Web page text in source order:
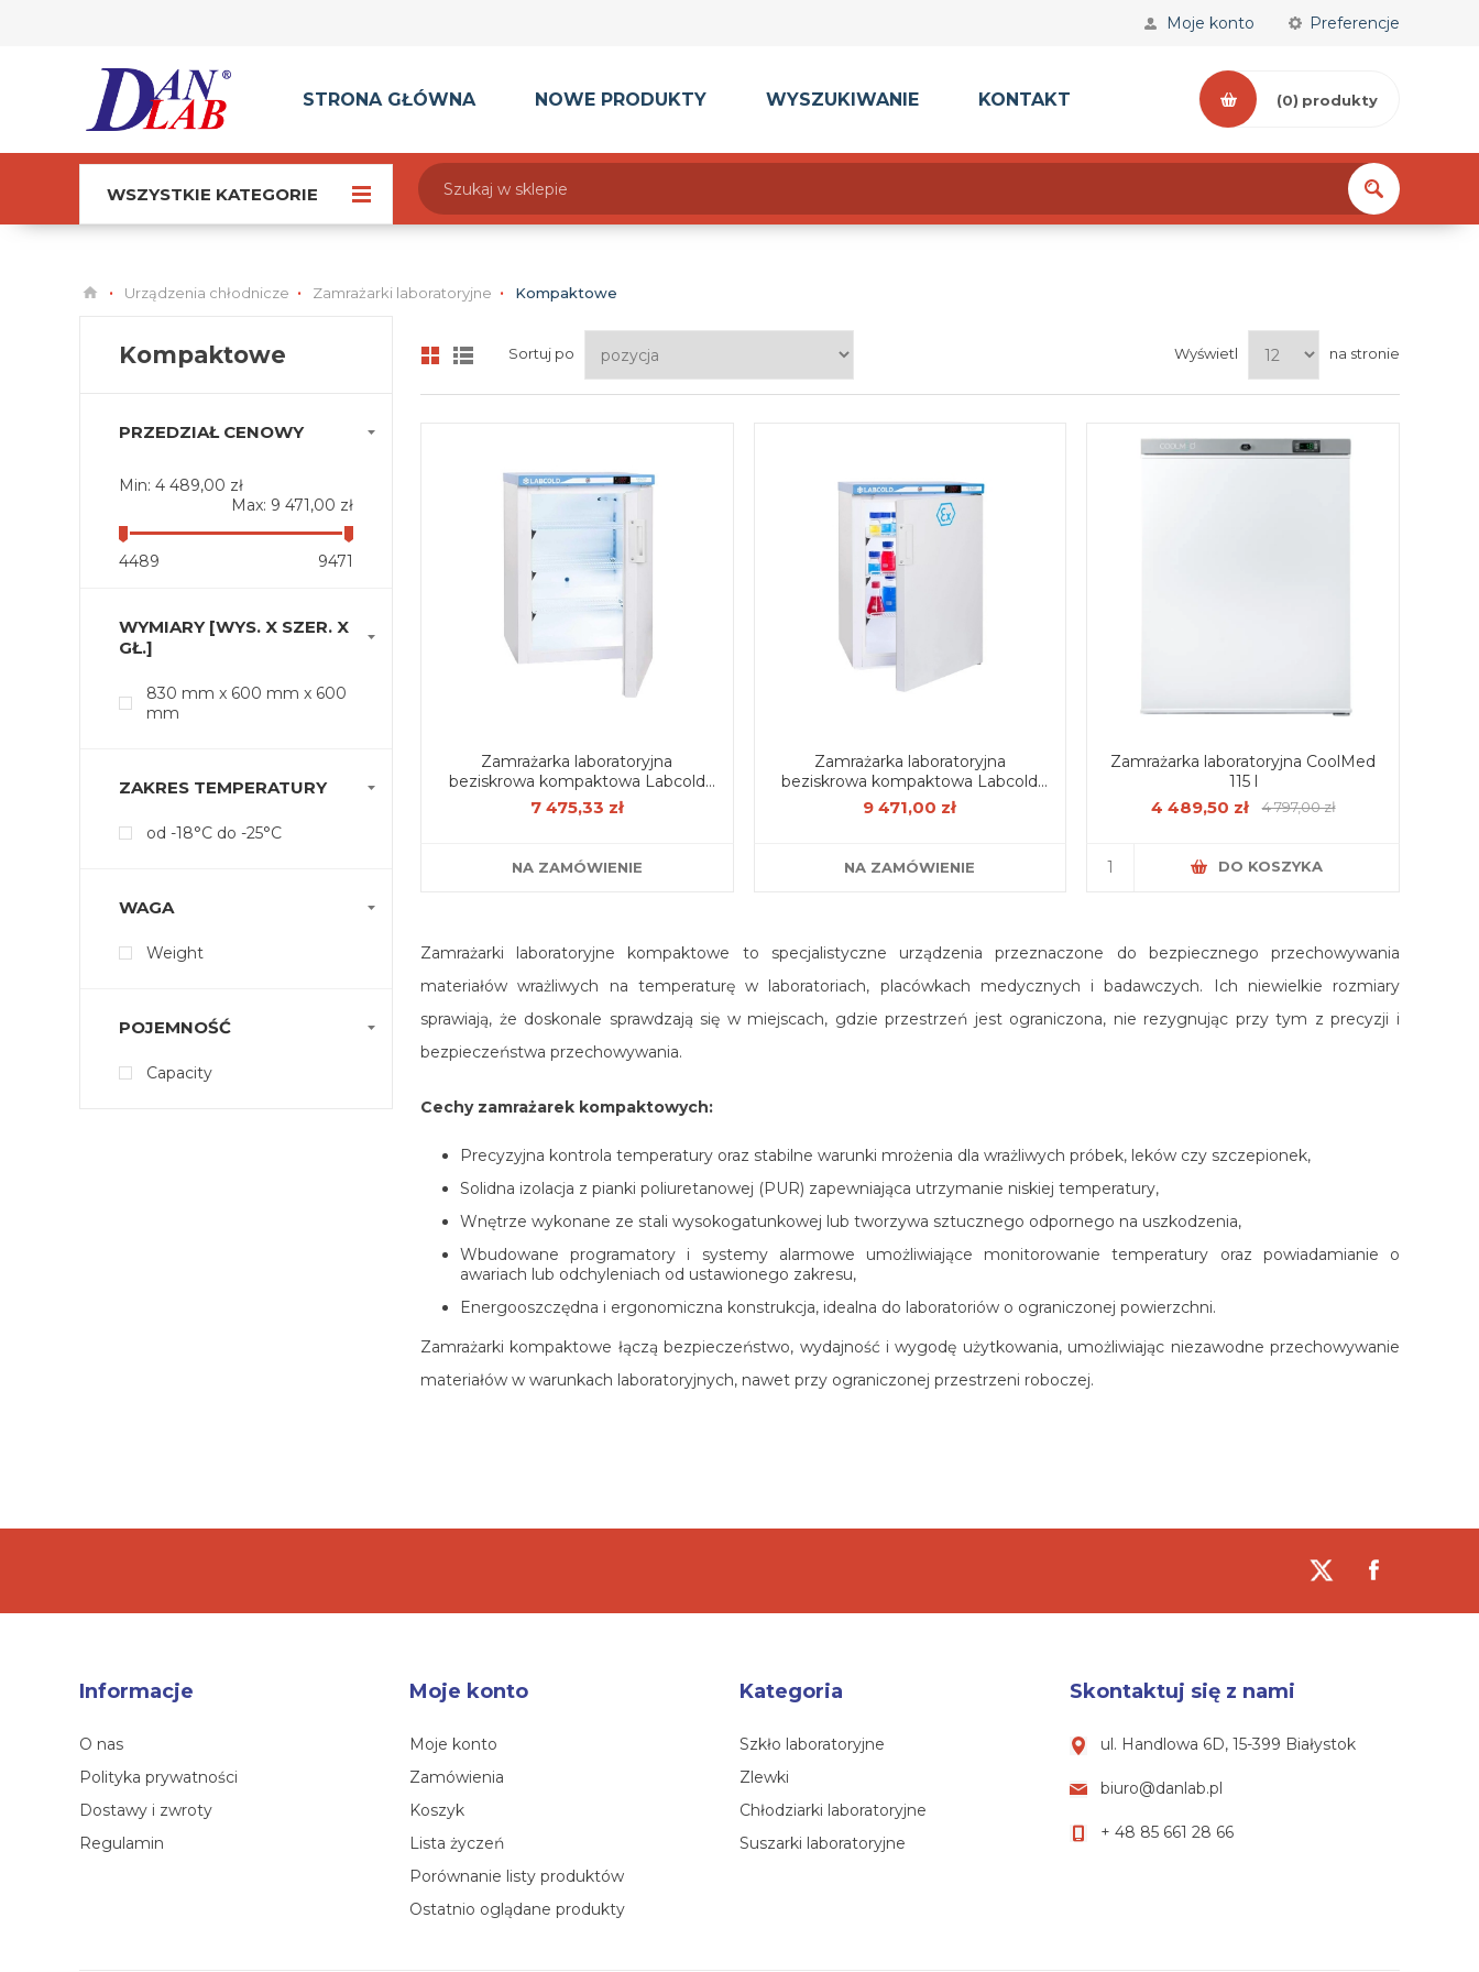
Preferencje
Moje konto
STRONA GŁÓWNA NOWE PRODUKTY WYSZUKIWANIE KONTAKT (0) produkty
WSZYSTKIE KATEGORIE
Urządzenia chłodnicze Zamrażarki laboratoryjne Kompaktowe
Sortuj po Wyświetl na stronie
Zamrażarka laboratoryjna
beziskrowa kompaktowa Labcold
124 l
7 475,33 zł
NA ZAMÓWIENIE
Zamrażarka laboratoryjna
beziskrowa kompaktowa Labcold
124 l ATEX
9 471,00 zł
NA ZAMÓWIENIE
Zamrażarka laboratoryjna CoolMed
115 l
4 489,50 zł 4 797,00 zł
DO KOSZYKA
Zamrażarki laboratoryjne kompaktowe to specjalistyczne urządzenia przeznaczone do bezpiecznego przechowywania
materiałów wrażliwych na temperaturę w laboratoriach, placówkach medycznych i badawczych. Ich niewielkie rozmiary
sprawiają, że doskonale sprawdzają się w miejscach, gdzie przestrzeń jest ograniczona, nie rezygnując przy tym z precyzji i
bezpieczeństwa przechowywania.
Cechy zamrażarek kompaktowych:
Precyzyjna kontrola temperatury oraz stabilne warunki mrożenia dla wrażliwych próbek, leków czy szczepionek,
Solidna izolacja z pianki poliuretanowej (PUR) zapewniająca utrzymanie niskiej temperatury,
Wnętrze wykonane ze stali wysokogatunkowej lub tworzywa sztucznego odpornego na uszkodzenia,
Wbudowane programatory i systemy alarmowe umożliwiające monitorowanie temperatury oraz powiadamianie o
awariach lub odchyleniach od ustawionego zakresu,
Energooszczędna i ergonomiczna konstrukcja, idealna do laboratoriów o ograniczonej powierzchni.
Zamrażarki kompaktowe łączą bezpieczeństwo, wydajność i wygodę użytkowania, umożliwiając niezawodne przechowywanie
materiałów w warunkach laboratoryjnych, nawet przy ograniczonej przestrzeni roboczej.
Kompaktowe
PRZEDZIAŁ CENOWY
Min: 4 489,00 zł
Max: 9 471,00 zł
4489 9471
WYMIARY [WYS. X SZER. X
GŁ.]
830 mm x 600 mm x 600
mm
ZAKRES TEMPERATURY
od -18°C do -25°C
WAGA
Weight
POJEMNOŚĆ
Capacity
Informacje
O nas
Polityka prywatności
Dostawy i zwroty
Regulamin
Moje konto
Moje konto
Zamówienia
Koszyk
Lista życzeń
Porównanie listy produktów
Ostatnio oglądane produkty
Kategoria
Szkło laboratoryjne
Zlewki
Chłodziarki laboratoryjne
Suszarki laboratoryjne
Skontaktuj się z nami
ul. Handlowa 6D, 15-399 Białystok
biuro@danlab.pl
+ 48 85 661 28 66